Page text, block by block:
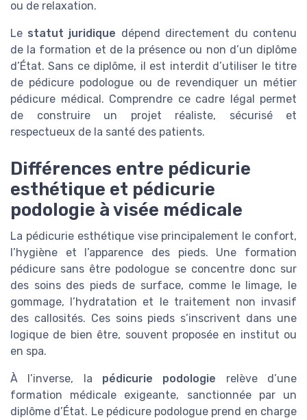
ou de relaxation.
Le statut juridique dépend directement du contenu
de la formation et de la présence ou non d’un diplôme
d’État. Sans ce diplôme, il est interdit d’utiliser le titre
de pédicure podologue ou de revendiquer un métier
pédicure médical. Comprendre ce cadre légal permet
de construire un projet réaliste, sécurisé et
respectueux de la santé des patients.
Différences entre pédicurie
esthétique et pédicurie
podologie à visée médicale
La pédicurie esthétique vise principalement le confort,
l’hygiène et l’apparence des pieds. Une formation
pédicure sans être podologue se concentre donc sur
des soins des pieds de surface, comme le limage, le
gommage, l’hydratation et le traitement non invasif
des callosités. Ces soins pieds s’inscrivent dans une
logique de bien être, souvent proposée en institut ou
en spa.
À l’inverse, la pédicurie podologie relève d’une
formation médicale exigeante, sanctionnée par un
diplôme d’État. Le pédicure podologue prend en charge